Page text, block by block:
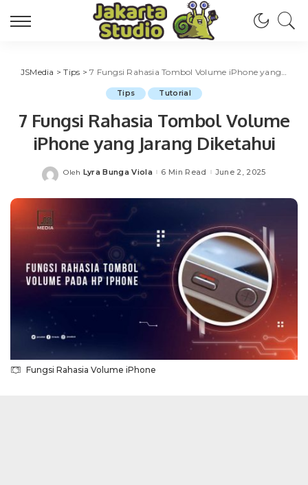
JSMedia >Tips >7 Fungsi Rahasia Tombol Volume iPhone yang Jarang Diketahui
Tips Tutorial
7 Fungsi Rahasia Tombol Volume
iPhone yang Jarang Diketahui
Posted
Oleh Lyra Bunga Viola 6 Min Read June 2, 2025
Fungsi Rahasia Volume iPhone